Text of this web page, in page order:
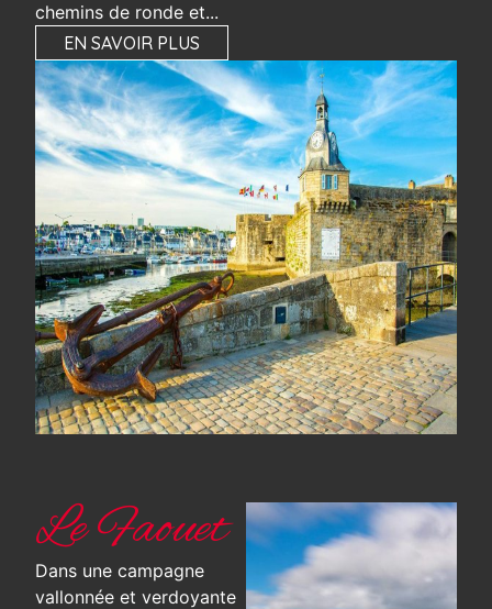
chemins de ronde et...
EN SAVOIR PLUS
Le Faouet
Dans une campagne
vallonnée et verdoyante